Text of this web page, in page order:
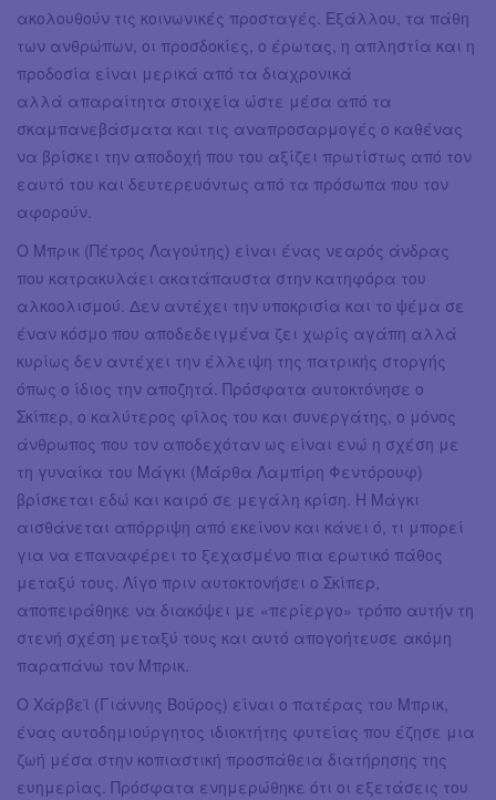
ακολουθούν τις κοινωνικές προσταγές. Εξάλλου, τα πάθη
των ανθρώπων, οι προσδοκίες, ο έρωτας, η απληστία και η
προδοσία είναι μερικά από τα διαχρονικά
αλλά απαραίτητα στοιχεία ώστε μέσα από τα
σκαμπανεβάσματα και τις αναπροσαρμογές ο καθένας
να βρίσκει την αποδοχή που του αξίζει πρωτίστως από τον
εαυτό του και δευτερευόντως από τα πρόσωπα που τον
αφορούν.
Ο Μπρικ (Πέτρος Λαγούτης) είναι ένας νεαρός άνδρας
που κατρακυλάει ακατάπαυστα στην κατηφόρα του
αλκοολισμού. Δεν αντέχει την υποκρισία και το ψέμα σε
έναν κόσμο που αποδεδειγμένα ζει χωρίς αγάπη αλλά
κυρίως δεν αντέχει την έλλειψη της πατρικής στοργής
όπως ο ίδιος την αποζητά. Πρόσφατα αυτοκτόνησε ο
Σκίπερ, ο καλύτερος φίλος του και συνεργάτης, ο μόνος
άνθρωπος που τον αποδεχόταν ως είναι ενώ η σχέση με
τη γυναίκα του Μάγκι (Μάρθα Λαμπίρη Φεντόρουφ)
βρίσκεται εδώ και καιρό σε μεγάλη κρίση. Η Μάγκι
αισθάνεται απόρριψη από εκείνον και κάνει ό, τι μπορεί
για να επαναφέρει το ξεχασμένο πια ερωτικό πάθος
μεταξύ τους. Λίγο πριν αυτοκτονήσει ο Σκίπερ,
αποπειράθηκε να διακόψει με «περίεργο» τρόπο αυτήν τη
στενή σχέση μεταξύ τους και αυτό απογοήτευσε ακόμη
παραπάνω τον Μπρικ.
Ο Χάρβεϊ (Γιάννης Βούρος) είναι ο πατέρας του Μπρικ,
ένας αυτοδημιούργητος ιδιοκτήτης φυτείας που έζησε μια
ζωή μέσα στην κοπιαστική προσπάθεια διατήρησης της
ευημερίας. Πρόσφατα ενημερώθηκε ότι οι εξετάσεις του